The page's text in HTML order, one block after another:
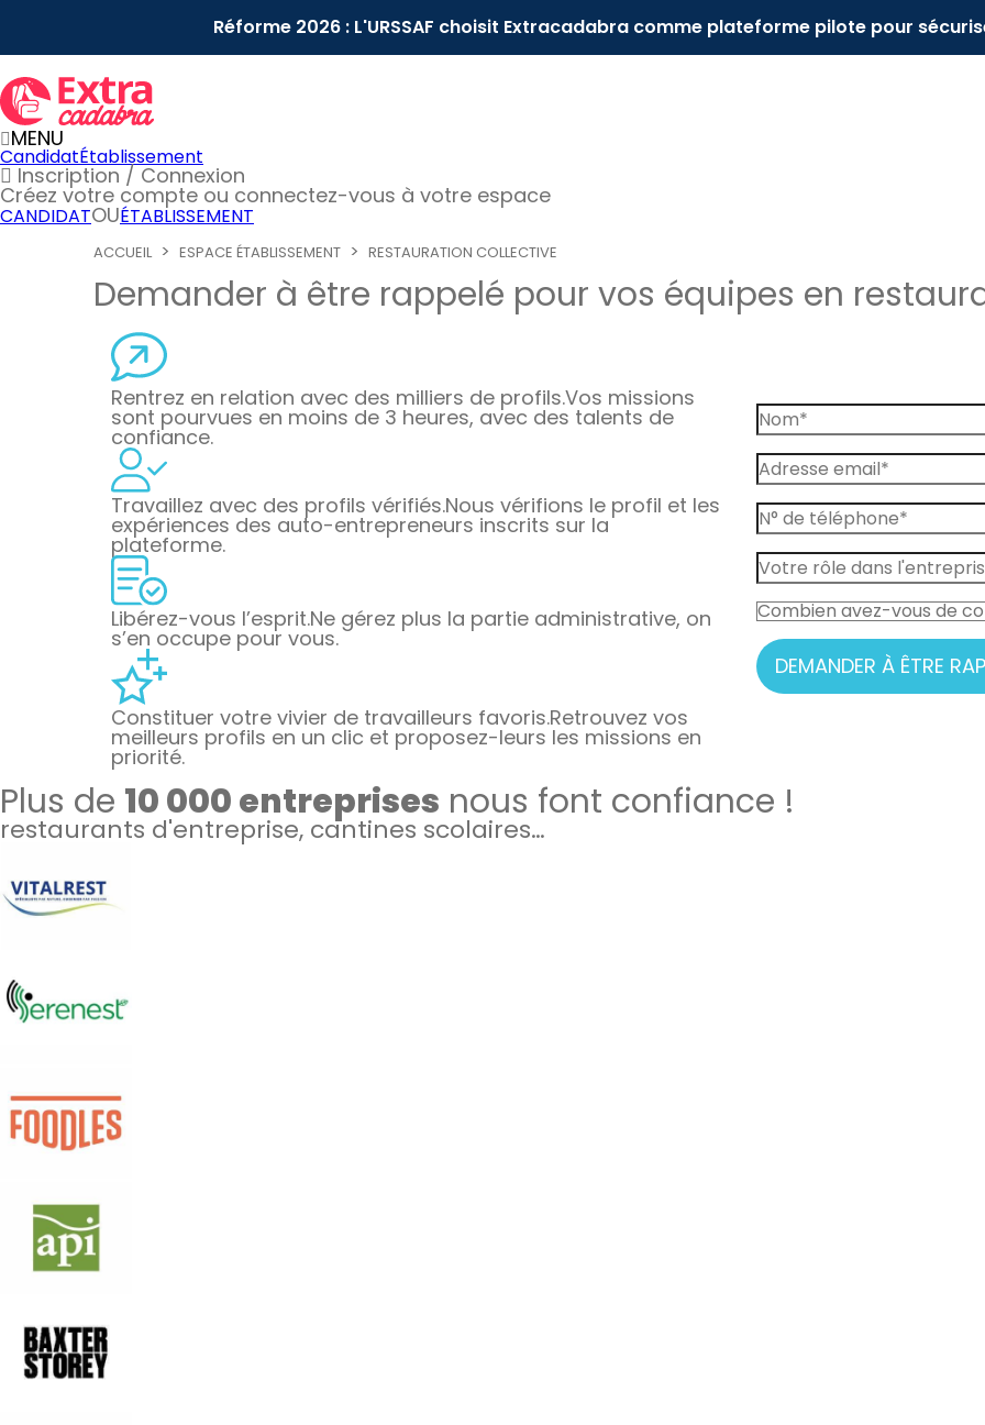
Réforme 2026 : L'URSSAF choisit Extracadabra comme plateforme pilote pour
MENU
CandidatÉtablissement
Inscription / Connexion
Créez votre compte ou connectez-vous à votre espace
CANDIDATOUÉTABLISSEMENT
ACCUEIL ESPACE ÉTABLISSEMENT RESTAURATION COLLECTIVE
Demander à être rappelé pour vos équipes en
Rentrez en relation avec des milliers de profils.Vos missions
sont pourvues en moins de 3 heures, avec des talents de
confiance.
Travaillez avec des profils vérifiés.Nous vérifions le profil et les
expériences des auto-entrepreneurs inscrits sur la
plateforme.
Libérez-vous l’esprit.Ne gérez plus la partie administrative, on
s’en occupe pour vous.
Constituer votre vivier de travailleurs favoris.Retrouvez vos
meilleurs profils en un clic et proposez-leurs les missions en
priorité.
DEMANDER À ÊTRE
Plus de 10 000 entreprises nous font confiance !
restaurants d'entreprise, cantines scolaires…